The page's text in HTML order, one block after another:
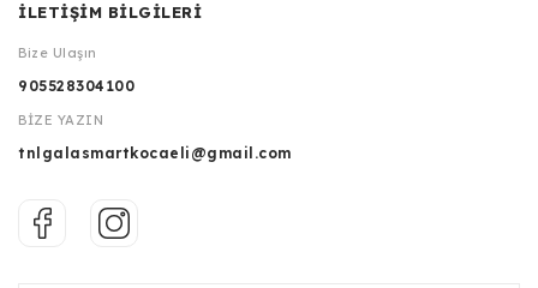
İLETİŞİM BİLGİLERİ
Bize Ulaşın
905528304100
BİZE YAZIN
tnlgalasmartkocaeli@gmail.com